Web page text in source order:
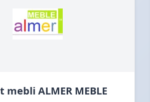
mebli ALMER MEBLE